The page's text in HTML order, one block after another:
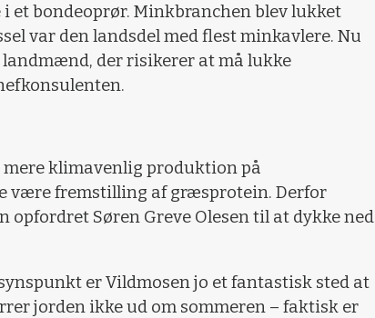
et bondeoprør. Minkbranchen blev lukket
var den landsdel med flest minkavlere. Nu
der risikerer at må lukke
klimavenlig produktion på
være fremstilling af græsprotein. Derfor
opfordret Søren Greve Olesen til at dykke ned
er Vildmosen jo et fantastisk sted at
jorden ikke ud om sommeren – faktisk er